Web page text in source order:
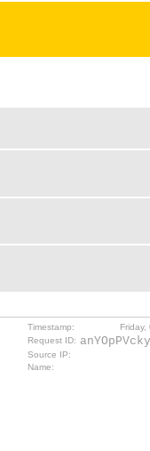
Timestamp:
Request ID:
Source IP:
Name: